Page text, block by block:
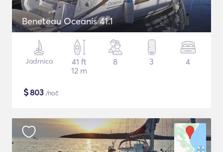
Beneteau Oceanis 41.1
Jadrnica
41 ft
12 m
8 3 4
$803 /noč